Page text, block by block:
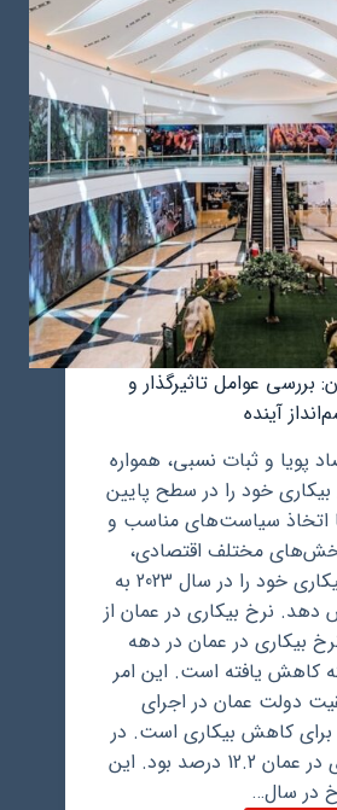
برای
سرمایه‌گذاران
بررسی عوامل تاثیرگذار و
آینده
پویا و ثبات نسبی، همواره
خود را در سطح پایین
اتخاذ سیاست‌های مناسب و
مختلف اقتصادی،
توانسته است نرخ بیکاری خود را در سال 2023 به
کاهش دهد. نرخ بیکاری در عمان از
2000 تا 2023 نرخ بیکاری در عمان در دهه
کاهش یافته است. این امر
دولت عمان در اجرای
کاهش بیکاری است. در
سال 2000، نرخ بیکاری در عمان 12.2 درصد بود. این
در سال…